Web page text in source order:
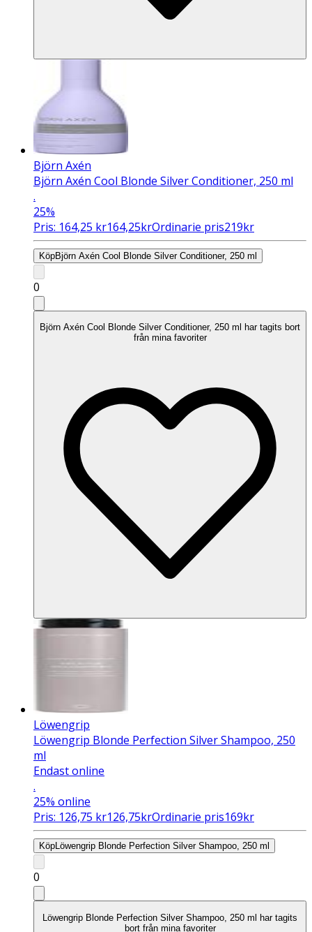
Björn Axén
Björn Axén Cool Blonde Silver Conditioner, 250 ml
.
25%
Pris: 164,25 kr164,25krOrdinarie pris219kr
KöpBjörn Axén Cool Blonde Silver Conditioner, 250 ml
0
Björn Axén Cool Blonde Silver Conditioner, 250 ml har tagits bort
från mina favoriter
Löwengrip
Löwengrip Blonde Perfection Silver Shampoo, 250
ml
Endast online
.
25% online
Pris: 126,75 kr126,75krOrdinarie pris169kr
KöpLöwengrip Blonde Perfection Silver Shampoo, 250 ml
0
Löwengrip Blonde Perfection Silver Shampoo, 250 ml har tagits
bort från mina favoriter